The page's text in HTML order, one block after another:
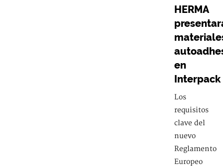
HERMA
en
Interpack
Los
requisitos
clave del
nuevo
Reglamento
Europeo